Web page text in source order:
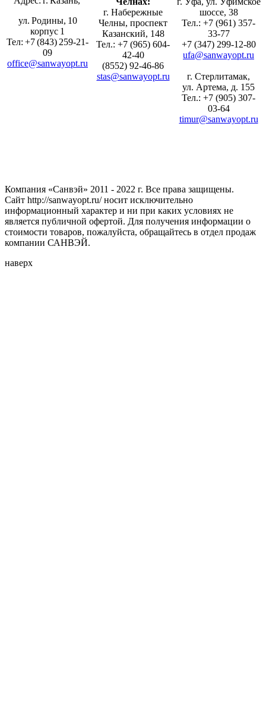
ул. Родины, 10
корпус 1
Тел: +7 (843) 259-21-
09
office@sanwayopt.ru
г. Набережные
Челны, проспект
Казанский, 148
Тел.: +7 (965) 604-
42-40
(8552) 92-46-86
stas@sanwayopt.ru
шоссе, 38
Тел.: +7 (961) 357-
33-77
+7 (347) 299-12-80
ufa@sanwayopt.ru
г. Стерлитамак,
ул. Артема, д. 155
Тел.: +7 (905) 307-
03-64
timur@sanwayopt.ru
Компания «Санвэй» 2011 - 2022 г. Все права защищены.
Сайт http://sanwayopt.ru/ носит исключительно
информационный характер и ни при каких условиях не
является публичной офертой. Для получения информации о
стоимости товаров, пожалуйста, обращайтесь в отдел продаж
компании САНВЭЙ.
наверх